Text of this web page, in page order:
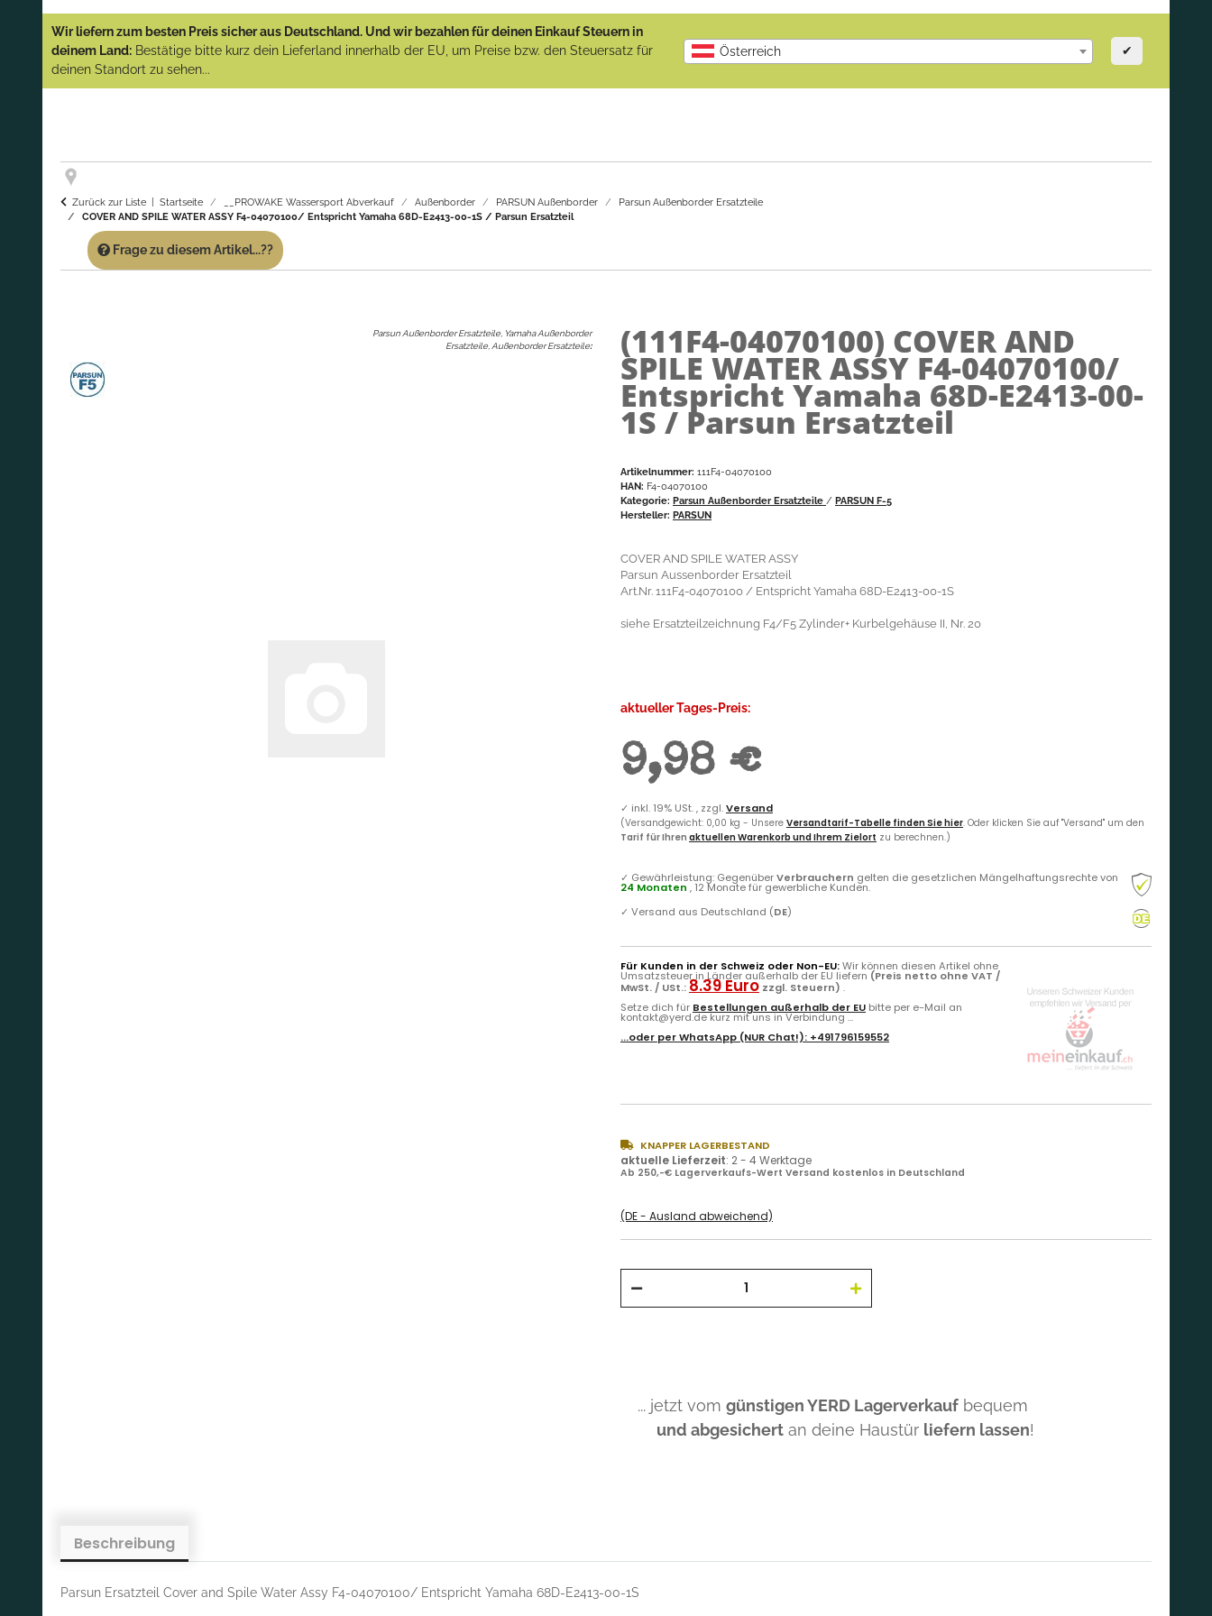
(Abverkauf)!
GARANTIE UND SERVICE:
Wir liefern zum besten Preis sicher aus Deutschland. Und wir bezahlen für deinen Einkauf Steuern in
deinem Land: Bestätige bitte kurz dein Lieferland innerhalb der EU, um Preise bzw. den Steuersatz für
deinen Standort zu sehen...
Österreich ✔
Zurück zur Liste Startseite __PROWAKE Wassersport Abverkauf Außenborder PARSUN Außenborder
Parsun Außenborder Ersatzteile
COVER AND SPILE WATER ASSY F4-04070100/ Entspricht Yamaha 68D-E2413-00-1S / Parsun Ersatzteil
Frage zu diesem Artikel...??
Parsun Außenborder Ersatzteile, Yamaha Außenborder
Ersatzteile, Außenborder Ersatzteile: (111F4-04070100) COVER AND
SPILE WATER ASSY F4-04070100/
Entspricht Yamaha 68D-E2413-00-
1S / Parsun Ersatzteil
Artikelnummer: 111F4-04070100
HAN: F4-04070100
Kategorie: Parsun Außenborder Ersatzteile / PARSUN F-5
Hersteller: PARSUN
COVER AND SPILE WATER ASSY
Parsun Aussenborder Ersatzteil
Art.Nr. 111F4-04070100 / Entspricht Yamaha 68D-E2413-00-1S
siehe Ersatzteilzeichnung F4/F5 Zylinder+ Kurbelgehäuse II, Nr. 20
aktueller Tages-Preis:
9,98 €
✓ inkl. 19% USt. , zzgl.Versand
(Versandgewicht: 0,00 kg - Unsere Versandtarif-Tabelle finden Sie hier. Oder klicken Sie auf "Versand" um den
Tarif für Ihren aktuellen Warenkorb und Ihrem Zielort zu berechnen.)
✓ Gewährleistung: GegenüberVerbrauchern gelten die gesetzlichen Mängelhaftungsrechte von
24 Monaten , 12 Monate für gewerbliche Kunden.
✓ Versand aus Deutschland (DE)
Für Kunden in der Schweiz oder Non-EU:Wir können diesen Artikel ohne
Umsatzsteuer in Länder außerhalb der EU liefern (Preis netto ohne VAT /
MwSt. / USt.: 8.39 Euro zzgl. Steuern) .
Setze dich für Bestellungen außerhalb der EU bitte per e-Mail an
kontakt@yerd.de kurz mit uns in Verbindung ...
...oder perWhatsApp (NUR Chat!): +491796159552
KNAPPER LAGERBESTAND
aktuelle Lieferzeit: 2 - 4 Werktage
Ab 250,-€ Lagerverkaufs-Wert Versand kostenlos in Deutschland
(DE - Ausland abweichend)
... jetzt vom günstigen YERD Lagerverkauf bequem
und abgesichert an deine Haustür liefern lassen!
Beschreibung
Parsun Ersatzteil Cover and Spile Water Assy F4-04070100/ Entspricht Yamaha 68D-E2413-00-1S